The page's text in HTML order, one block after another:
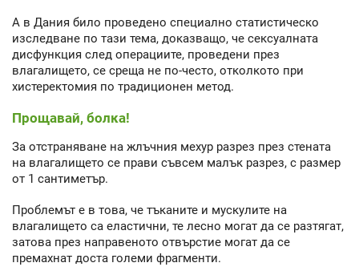
А в Дания било проведено специално статистическо
изследване по тази тема, доказващо, че сексуалната
дисфункция след операциите, проведени през
влагалището, се среща не по-често, отколкото при
хистеректомия по традиционен метод.
Прощавай, болка!
За отстраняване на жлъчния мехур разрез през стената
на влагалището се прави съвсем малък разрез, с размер
от 1 сантиметър.
Проблемът е в това, че тъканите и мускулите на
влагалището са еластични, те лесно могат да се разтягат,
затова през направеното отвърстие могат да се
премахнат доста големи фрагменти.